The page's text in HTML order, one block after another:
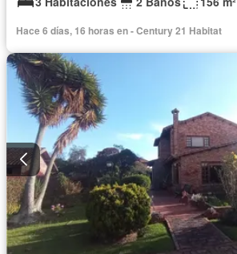
Hace 6 días, 16 horas en - Century 21 Habitat